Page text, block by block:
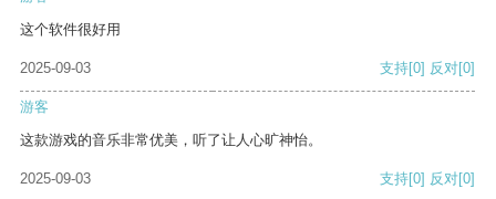
这个软件很好用
2025-09-03 支持[0] 反对[0]
游客
这款游戏的音乐非常优美，听了让人心旷神怡。
2025-09-03 支持[0] 反对[0]